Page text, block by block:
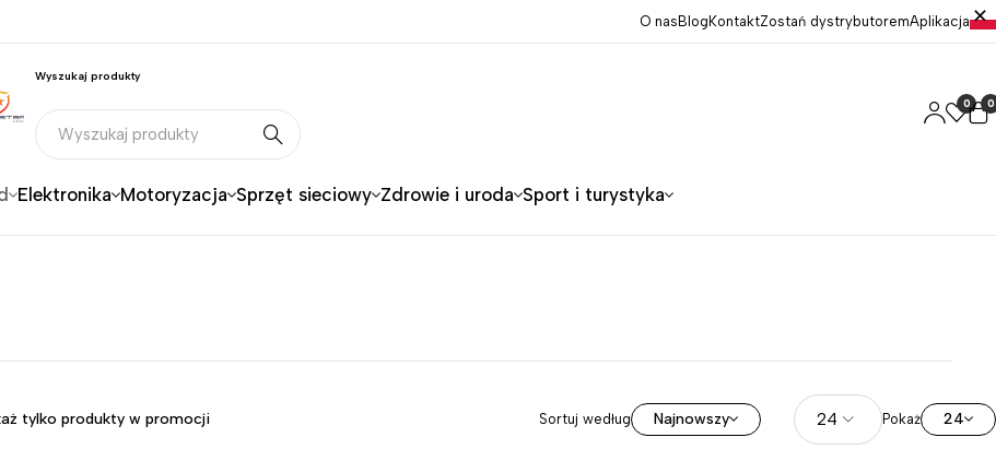
O nas Blog KontaktZostań dystrybutoremAplikacja
Wyszukaj produkty
0 0
Elektronika Motoryzacja Sprzęt sieciowy Zdrowie i uroda Sport i turystyka
tylko produkty w promocji Sortuj według Najnowszy Pokaż 24